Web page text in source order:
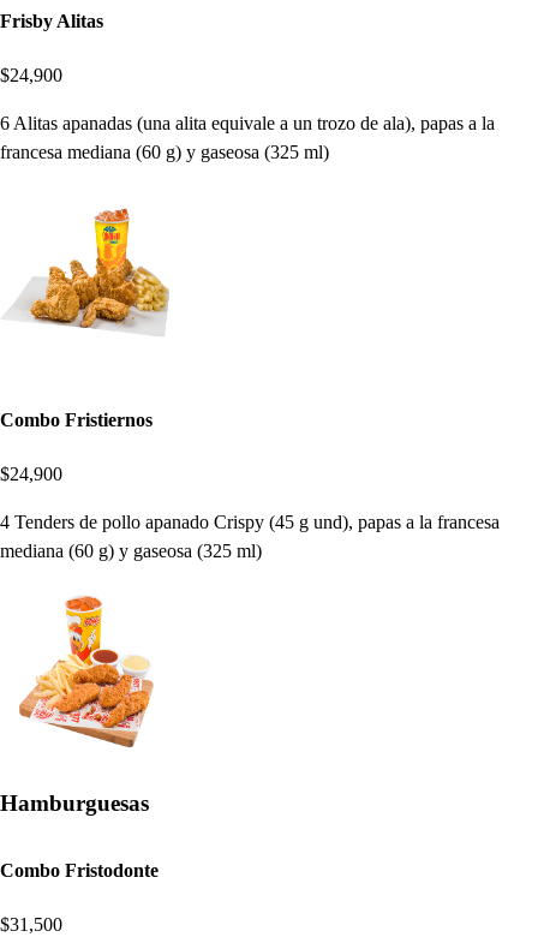
Frisby Alitas
$24,900
6 Alitas apanadas (una alita equivale a un trozo de ala), papas a la
francesa mediana (60 g) y gaseosa (325 ml)
Combo Fristiernos
$24,900
4 Tenders de pollo apanado Crispy (45 g und), papas a la francesa
mediana (60 g) y gaseosa (325 ml)
Hamburguesas
Combo Fristodonte
$31,500